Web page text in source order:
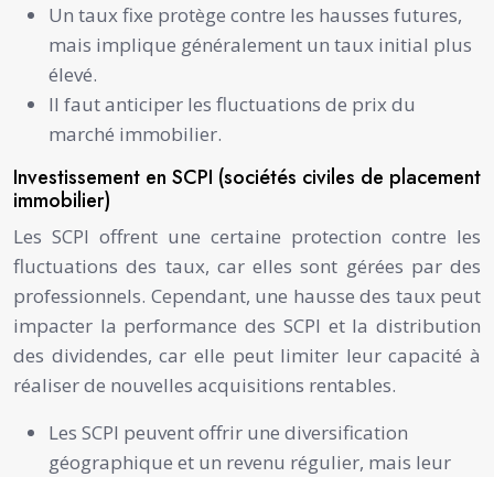
Un taux fixe protège contre les hausses futures,
mais implique généralement un taux initial plus
élevé.
Il faut anticiper les fluctuations de prix du
marché immobilier.
Investissement en SCPI (sociétés civiles de placement
immobilier)
Les SCPI offrent une certaine protection contre les
fluctuations des taux, car elles sont gérées par des
professionnels. Cependant, une hausse des taux peut
impacter la performance des SCPI et la distribution
des dividendes, car elle peut limiter leur capacité à
réaliser de nouvelles acquisitions rentables.
Les SCPI peuvent offrir une diversification
géographique et un revenu régulier, mais leur